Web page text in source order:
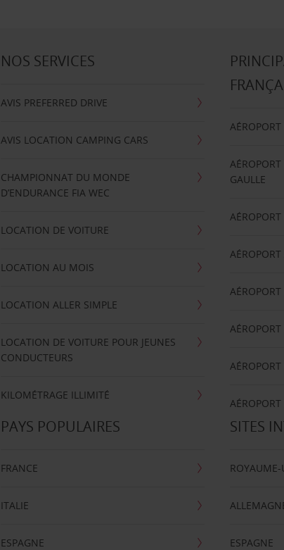
NOS SERVICES
AVIS PREFERRED DRIVE
AVIS LOCATION CAMPING CARS
CHAMPIONNAT DU MONDE
D’ENDURANCE FIA WEC
LOCATION DE VOITURE
LOCATION AU MOIS
LOCATION ALLER SIMPLE
LOCATION DE VOITURE POUR JEUNES
CONDUCTEURS
KILOMÉTRAGE ILLIMITÉ
AÉROPORT
GAULLE
AÉROPORT
AÉROPORT
AÉROPORT
AÉROPORT
PAYS POPULAIRES
FRANCE
ITALIE
ESPAGNE
SITES
ESPAGNE